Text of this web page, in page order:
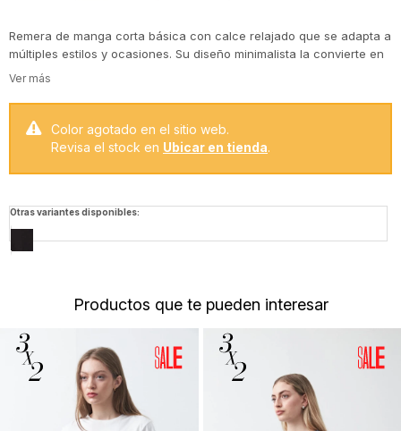
Remera de manga corta básica con calce relajado que se adapta a
múltiples estilos y ocasiones. Su diseño minimalista la convierte en
un esencial del guardarropa, ideal para usar sola o en layering
El algodón puro garantiza suavidad, respirabilidad y confort
durante todo el día, haciendo de esta prenda una aliada infalible
Color agotado en el sitio web.
Revisa el stock en Ubicar en tienda.
Otras variantes disponibles:
Productos que te pueden interesar